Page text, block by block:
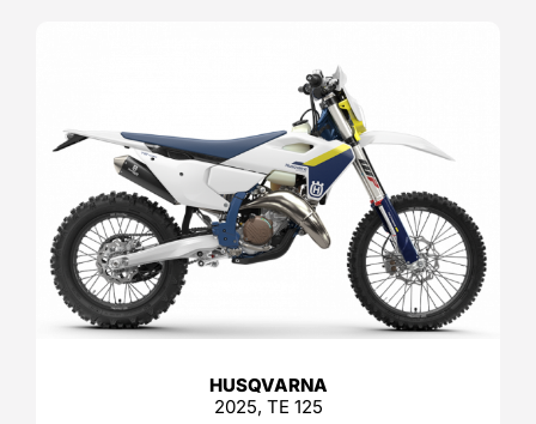
HUSQVARNA
2025, TE 125